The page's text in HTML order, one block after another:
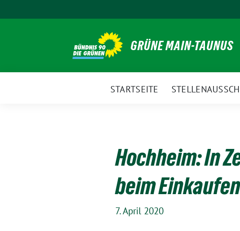
zum
GRÜNE MAIN-TAUNUS
STARTSEITE
Hochheim: In
beim
7. April 2020